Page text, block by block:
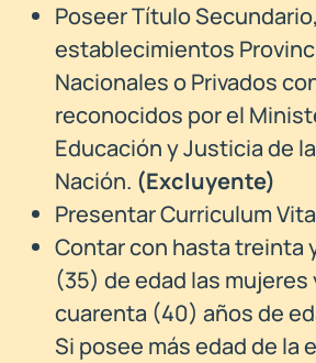
Poseer Título
establecimientos
Nacionales o Privados
reconocidos por el
Educación y Justicia de la
Nación. (Excluyente)
Presentar Curriculum
Contar con hasta treinta
(35) de edad las mujeres
cuarenta (40) años de
Si posee más edad de la